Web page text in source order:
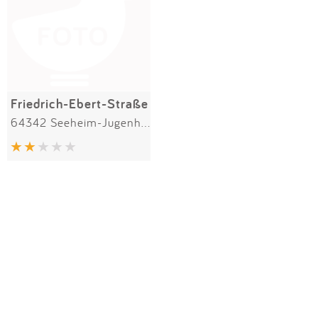
Friedrich-Ebert-Straße